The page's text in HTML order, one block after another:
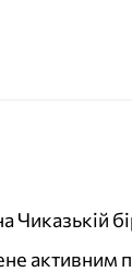
Чиказькій
активним